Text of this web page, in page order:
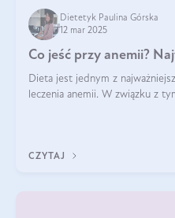
Dietetyk Paulina Górska
12 mar 2025
Co jeść przy anemii?
Dieta jest jednym z
leczenia anemii. W związku z
CZYTAJ